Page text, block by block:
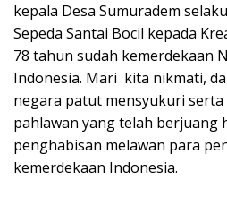
kepala Desa Sumuradem
Sepeda Santai Bocil kepada
78 tahun sudah kemerdekaan
Indonesia. Mari kita nikmati,
negara patut mensyukuri serta
pahlawan yang telah berjuang
penghabisan melawan para
kemerdekaan Indonesia.